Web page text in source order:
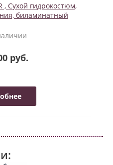
, Сухой гидрокостюм,
биламинатный
руб.